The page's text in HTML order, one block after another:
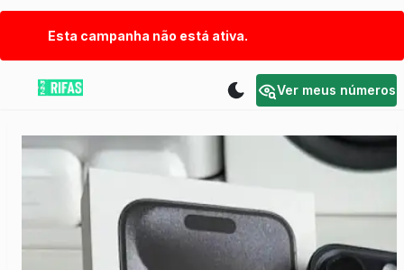
Esta campanha não está ativa.
Ver meus números